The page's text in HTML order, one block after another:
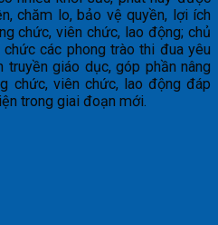
chăm lo, bảo vệ quyền, lợi ích
chức, viên chức, lao động; chủ
các phong trào thi đua yêu
giáo dục, góp phần nâng
chức, viên chức, lao động đáp
trong giai đoạn mới.